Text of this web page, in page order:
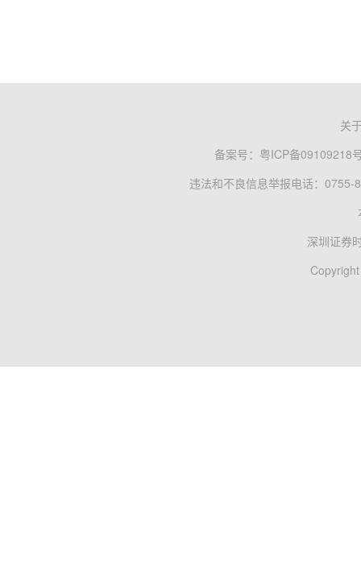
关
备案号： 粤ICP备09109218
违法和不良信息举报电话：0755-
深圳证券